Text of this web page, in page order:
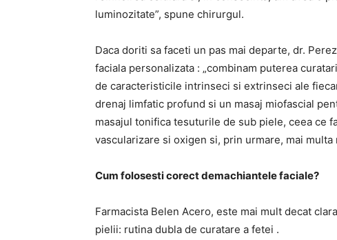
luminozitate”, spune chirurgul.
Daca doriti sa faceti un pas mai departe, dr.
faciala personalizata : „combinam puterea
de caracteristicile intrinseci si extrinseci ale
drenaj limfatic profund si un masaj miofascial
masajul tonifica tesuturile de sub piele, ceea ce
vascularizare si oxigen si, prin urmare, mai multa
Cum folosesti corect demachiantele faciale?
Farmacista Belen Acero, este mai mult decat
pielii: rutina dubla de curatare a fetei .